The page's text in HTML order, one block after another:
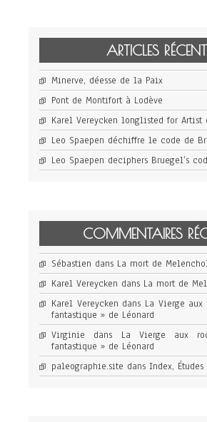
ARTICLES
Minerve, déesse de la Paix
Pont de Montifort à Lodève
Karel Vereycken longlisted for Artist
Leo Spaepen déchiffre le code de
Leo Spaepen deciphers Bruegel’s
COMMENTAIRES
Sébastien dans La mort de
Karel Vereycken dans La mort de
Karel Vereycken dans La Vierge aux
fantastique » de Léonard
Virginie dans La Vierge aux
fantastique » de Léonard
paleographie.site dans Index, Études